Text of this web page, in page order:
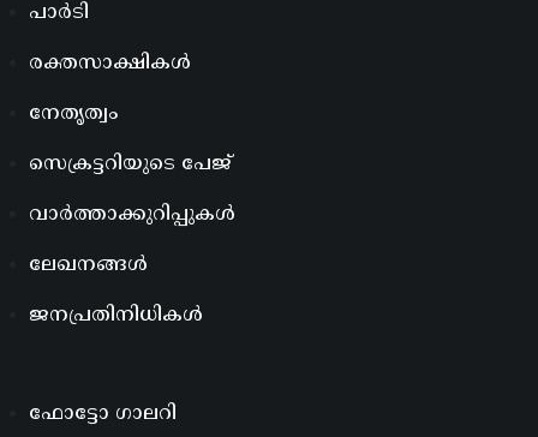
പാർടി
രക്തസാക്ഷികൾ
നേതൃത്വം
സെക്രട്ടറിയുടെ പേജ്
വാർത്താക്കുറിപ്പുകൾ
ലേഖനങ്ങൾ
ജനപ്രതിനിധികൾ
ഫോട്ടോ ഗാലറി